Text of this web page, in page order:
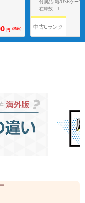
円 (税込)
在庫数：1
中古Cランク